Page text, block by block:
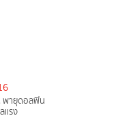
พายุดอลฟิน
แรง